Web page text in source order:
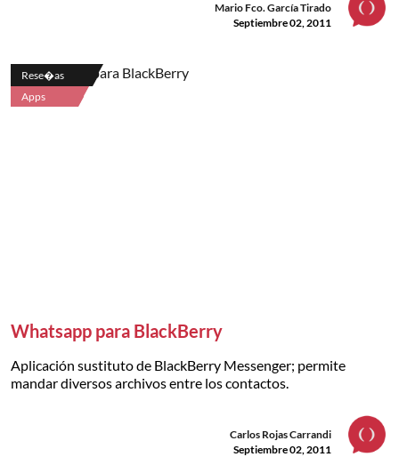
Mario Fco. García Tirado
Septiembre 02, 2011
Rese�as
Apps
Whatsapp para BlackBerry
Aplicación sustituto de BlackBerry Messenger; permite
mandar diversos archivos entre los contactos.
Carlos Rojas Carrandi
Septiembre 02, 2011